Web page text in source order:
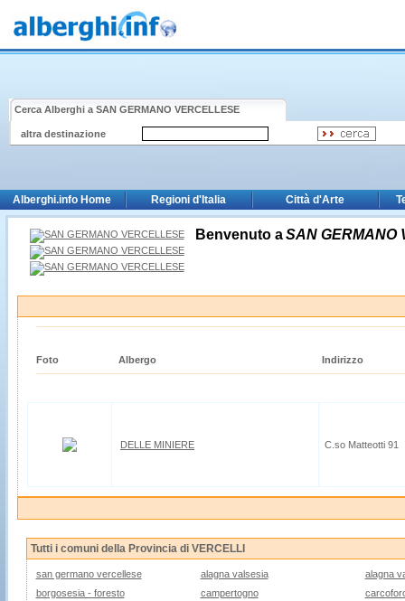
Cerca Alberghi a SAN GERMANO VERCELLESE
altra destinazione
Alberghi.info Home Regioni d'Italia Città d'Arte
Benvenuto a SAN GERMANO
Foto Albergo Indirizzo
DELLE MINIERE C.so Matteotti 91
Tutti i comuni della Provincia di VERCELLI
san germano vercellese alagna valsesia
alagna
borgosesia - foresto
campertogno